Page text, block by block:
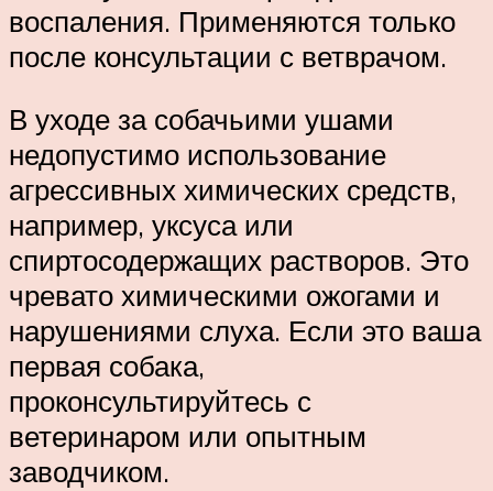
воспаления. Применяются только
после консультации с ветврачом.
В уходе за собачьими ушами
недопустимо использование
агрессивных химических средств,
например, уксуса или
спиртосодержащих растворов. Это
чревато химическими ожогами и
нарушениями слуха. Если это ваша
первая собака,
проконсультируйтесь с
ветеринаром или опытным
заводчиком.